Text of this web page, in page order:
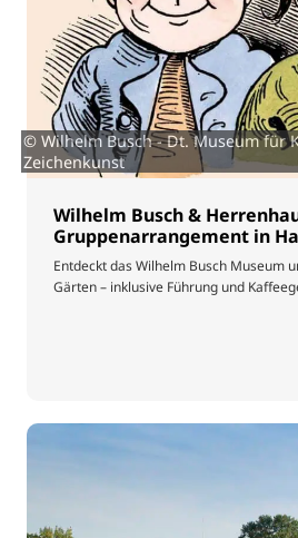
© Wilhelm Busch - Dt. Museum für
Zeichenkunst
Wilhelm Busch &
Gruppenarrangement in
Entdeckt das Wilhelm Busch Museum
Gärten – inklusive Führung und